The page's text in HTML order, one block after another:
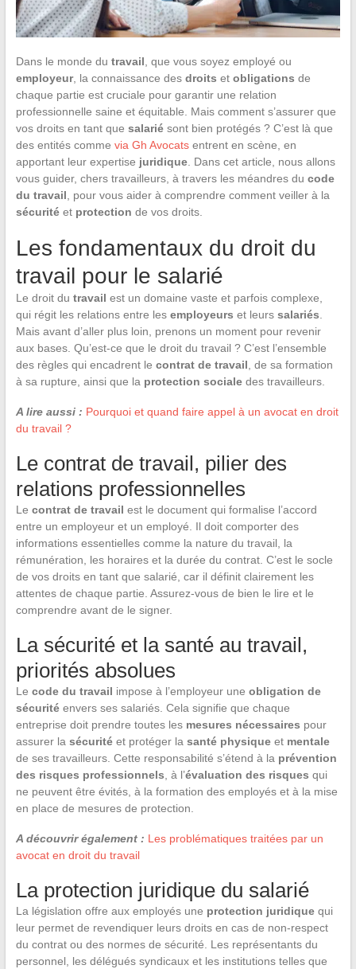
Dans le monde du travail, que vous soyez employé ou
employeur, la connaissance des droits et obligations de
chaque partie est cruciale pour garantir une relation
professionnelle saine et équitable. Mais comment s’assurer que
vos droits en tant que salariésont bien protégés ? C’est là que
des entités comme via Gh Avocatsentrent en scène, en
apportant leur expertise juridique. Dans cet article, nous allons
vous guider, chers travailleurs, à travers les méandres du code
du travail, pour vous aider à comprendre comment veiller à la
sécuritéet protection de vos droits.
Les fondamentaux du droit du
travail pour le salarié
Le droit du travail est un domaine vaste et parfois complexe,
qui régit les relations entre les employeurs et leurs salariés.
Mais avant d’aller plus loin, prenons un moment pour revenir
aux bases. Qu’est-ce que le droit du travail ? C’est l’ensemble
des règles qui encadrent le contrat de travail, de sa formation
à sa rupture, ainsi que la protection socialedes travailleurs.
A lire aussi : Pourquoi et quand faire appel à un avocat en droit
du travail ?
Le contrat de travail, pilier des
relations professionnelles
Le contrat de travail est le document qui formalise l’accord
entre un employeur et un employé. Il doit comporter des
informations essentielles comme la nature du travail, la
rémunération, les horaires et la durée du contrat. C’est le socle
de vos droits en tant que salarié, car il définit clairement les
attentes de chaque partie. Assurez-vous de bien le lire et le
comprendre avant de le signer.
La sécurité et la santé au travail,
priorités absolues
Le code du travail impose à l’employeur une obligation de
sécuritéenvers ses salariés. Cela signifie que chaque
entreprise doit prendre toutes les mesures nécessaires pour
assurer la sécuritéet protéger la santé physiqueet mentale
de ses travailleurs. Cette responsabilité s’étend à la prévention
des risques professionnels, à l’évaluation des risques qui
ne peuvent être évités, à la formation des employés et à la mise
en place de mesures de protection.
A découvrir également : Les problématiques traitées par un
avocat en droit du travail
La protection juridique du salarié
La législation offre aux employés une protection juridiquequi
leur permet de revendiquer leurs droits en cas de non-respect
du contrat ou des normes de sécurité. Les représentants du
personnel, les délégués syndicaux et les institutions telles que